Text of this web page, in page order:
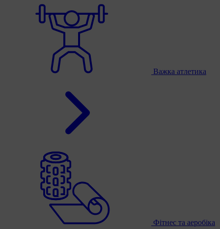
Важка атлетика
Фітнес та аеробіка